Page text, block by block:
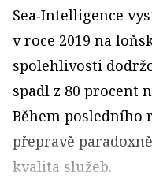
Sea‑Intelligence
v roce 2019 na
spolehlivosti
spadl z 80 procent
Během
přepravě
kvalita služeb.